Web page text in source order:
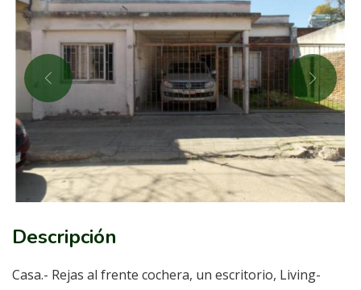
Descripción
Casa.- Rejas al frente cochera, un escritorio, Living-